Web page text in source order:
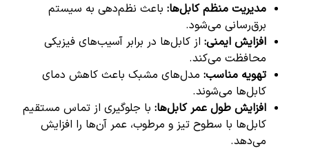
مدیریت منظم کابل‌ها: باعث نظم‌دهی به سیستم
برق‌رسانی می‌شود.
افزایش ایمنی: از کابل‌ها در برابر آسیب‌های فیزیکی
محافظت می‌کند.
تهویه مناسب: مدل‌های مشبک باعث کاهش دمای
کابل‌ها می‌شوند.
افزایش طول عمر کابل‌ها: با جلوگیری از تماس مستقیم
کابل‌ها با سطوح تیز و مرطوب، عمر آن‌ها را افزایش
می‌دهد.